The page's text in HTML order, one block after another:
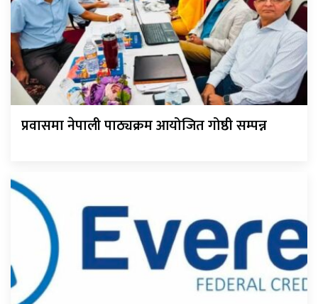
प्रवासमा नेपाली पाठ्यक्रम आयोजित गोष्ठी सम्पन्न